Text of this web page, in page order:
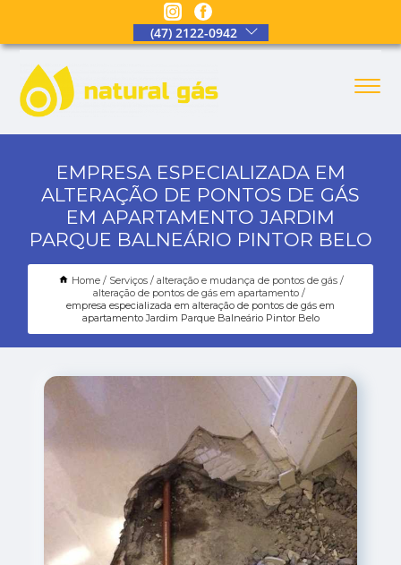
(47) 2122-0942
EMPRESA ESPECIALIZADA EM
ALTERAÇÃO DE PONTOS DE GÁS
EM APARTAMENTO JARDIM
PARQUE BALNEÁRIO PINTOR BELO
Home Serviços
alteração e mudança de pontos de gás
alteração de pontos de gás em apartamento
empresa especializada em alteração de pontos de gás em
apartamento Jardim Parque Balneário Pintor Belo